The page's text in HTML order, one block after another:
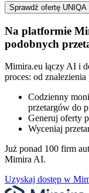
Sprawdź ofertę UNIQA
Na platformie
podobnych
Mimira.eu łączy AI i
proces: od
Codzienny
przetargów do
Generuj oferty
Wyceniaj
Już ponad 100 firm
Mimira AI.
Uzyskaj dostęp w